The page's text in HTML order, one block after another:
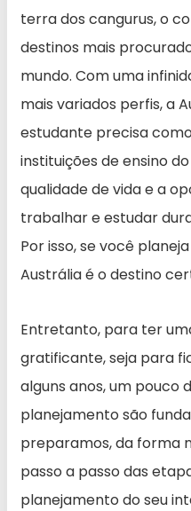
terra dos cangurus, o
destinos mais
mundo. Com uma
mais variados perfis, a
estudante precisa
instituições de ensino
qualidade de vida e a
trabalhar e estudar
Por isso, se você
Austrália é o destino
Entretanto, para ter
gratificante, seja para
alguns anos, um pouco
planejamento são
preparamos, da forma
passo a passo das
planejamento do seu